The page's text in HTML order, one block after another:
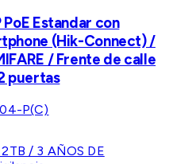
Estandar con
(Hik-Connect) /
/ Frente de calle
puertas
P(C)